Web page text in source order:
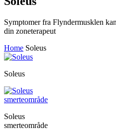
Symptomer fra Flyndermusklen
din zoneterapeut
Home Soleus
Soleus
Soleus
smerteområde